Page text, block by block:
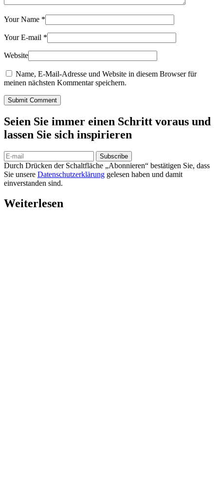
Your Name *
Your E-mail *
Website
Name, E-Mail-Adresse und Website in diesem Browser für
meinen nächsten Kommentar speichern.
Submit Comment
Seien Sie immer einen Schritt voraus und
lassen Sie sich inspirieren
Subscribe
Durch Drücken der Schaltfläche „Abonnieren“ bestätigen Sie, dass
Sie unsere Datenschutzerklärung gelesen haben und damit
einverstanden sind.
Weiterlesen